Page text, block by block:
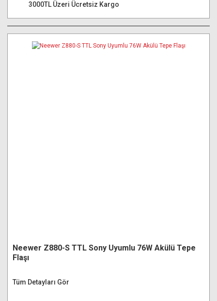
3000TL Üzeri Ücretsiz Kargo
Neewer Z880-S TTL Sony Uyumlu 76W Akülü Tepe
Flaşı
Tüm Detayları Gör